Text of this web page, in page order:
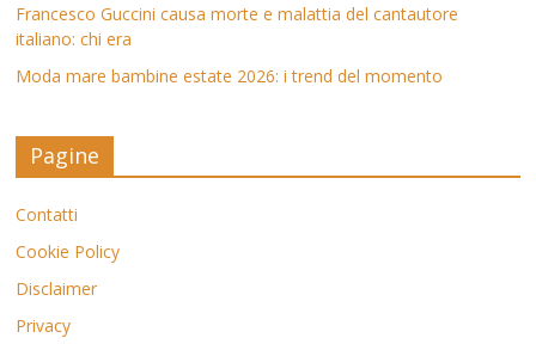
Francesco Guccini causa morte e malattia del cantautore
italiano: chi era
Moda mare bambine estate 2026: i trend del momento
Pagine
Contatti
Cookie Policy
Disclaimer
Privacy